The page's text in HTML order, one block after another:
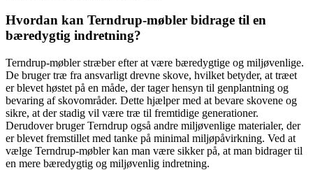
Hvordan kan Terndrup-møbler bidrage til en
bæredygtig indretning?
Terndrup-møbler stræber efter at være bæredygtige og miljøvenlige.
De bruger træ fra ansvarligt drevne skove, hvilket betyder, at træet
er blevet høstet på en måde, der tager hensyn til genplantning og
bevaring af skovområder. Dette hjælper med at bevare skovene og
sikre, at der stadig vil være træ til fremtidige generationer.
Derudover bruger Terndrup også andre miljøvenlige materialer, der
er blevet fremstillet med tanke på minimal miljøpåvirkning. Ved at
vælge Terndrup-møbler kan man være sikker på, at man bidrager til
en mere bæredygtig og miljøvenlig indretning.